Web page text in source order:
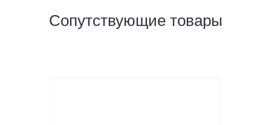
Сопутствующие товары